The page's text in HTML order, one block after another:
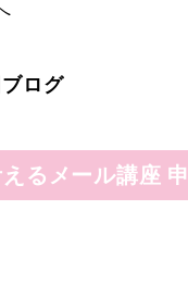
ブログ
えるメール講